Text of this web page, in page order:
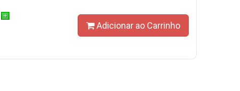
Adicionar ao Carrinho